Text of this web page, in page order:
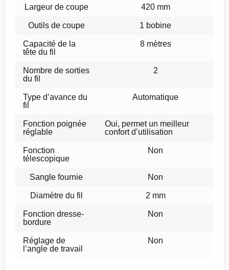
Largeur de coupe 420 mm
Outils de coupe 1 bobine
Capacité de la
tête du fil
8 mètres
Nombre de sorties
du fil
2
Type d’avance du
fil
Automatique
Fonction poignée
réglable
Oui, permet un meilleur
confort d’utilisation
Fonction
télescopique
Non
Sangle fournie Non
Diamètre du fil 2 mm
Fonction dresse-
bordure
Non
Réglage de
l’angle de travail
Non